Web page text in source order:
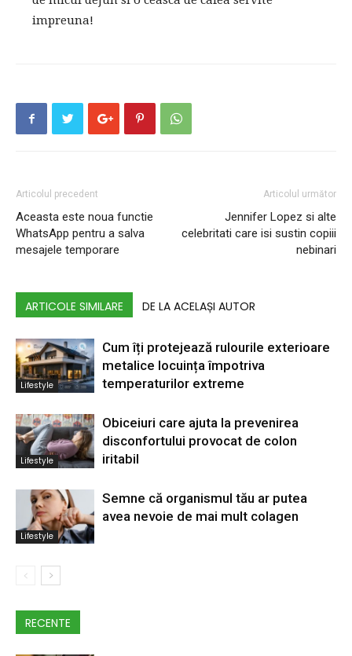
impreuna!
Articolul precedent
Aceasta este noua functie
WhatsApp pentru a salva
mesajele temporare
Articolul următor
Jennifer Lopez si alte
celebritati care isi sustin copiii
nebinari
ARTICOLE SIMILARE DE LA ACELAȘI AUTOR
Lifestyle
Cum îți protejează rulourile exterioare
metalice locuința împotriva
temperaturilor extreme
Lifestyle
Obiceiuri care ajuta la prevenirea
disconfortului provocat de colon
iritabil
Lifestyle
Semne că organismul tău ar putea
avea nevoie de mai mult colagen
RECENTE